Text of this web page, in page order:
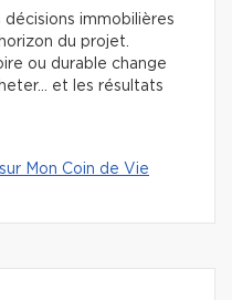
décisions immobilières
du projet.
ou durable change
et les résultats
Mon Coin de Vie